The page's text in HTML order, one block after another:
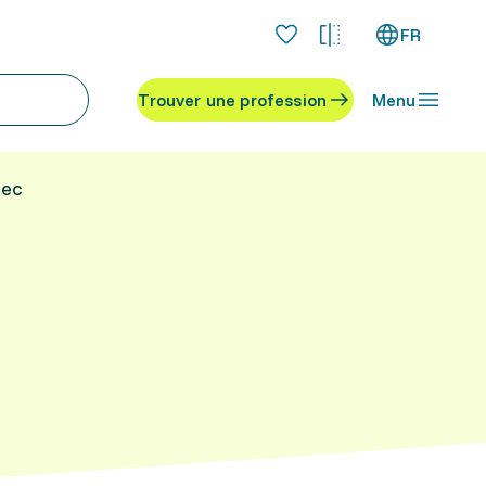
FR
Trouver une profession Menu